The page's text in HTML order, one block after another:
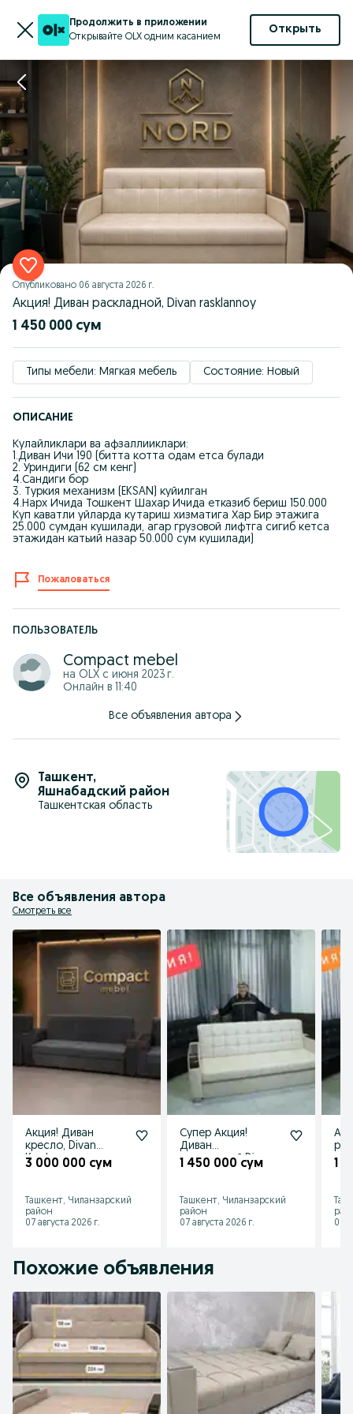
Продолжить в приложении
Открывайте OLX одним касанием
Открыть
Опубликовано 06 августа 2026 г.
Акция! Диван раскладной, Divan rasklannoy
1 450 000 сум
Типы мебели: Мягкая мебель Состояние: Новый
ОПИСАНИЕ
Кулайликлари ва афзаллииклари:
1.Диван Ичи 190 (битта котта одам етса булади
2. Уриндиги (62 см кенг)
4.Сандиги бор
3. Туркия механизм (EKSAN) куйилган
4.Нарх Ичида Тошкент Шахар Ичида етказиб бериш 150.000
Куп каватли уйларда кутариш хизматига Хар Бир этажига
25.000 сумдан кушилади, агар грузовой лифтга сигиб кетса
этажидан катьий назар 50.000 сум кушилади)
Пожаловаться
ПОЛЬЗОВАТЕЛЬ
Compact mebel
на OLX с июня 2023 г.
Онлайн в 11:40
Все объявления автора
Ташкент,
Яшнабадский район
Ташкентская область
Все объявления автора
Смотреть все
Акция! Диван
кресло, Divan
Kreslo
3 000 000 сум
Ташкент, Чиланзарский
район
07 августа 2026 г.
Супер Акция!
Диван
раскладной,Divan
1 450 000 сум
Ташкент, Чиланзарский
район
07 августа 2026 г.
1
07
Похожие объявления